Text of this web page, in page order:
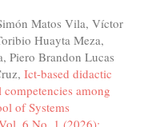
Matos Vila, Víctor
Huayta Meza,
Piero Brandon Lucas
Ict-based didactic
among
of Systems